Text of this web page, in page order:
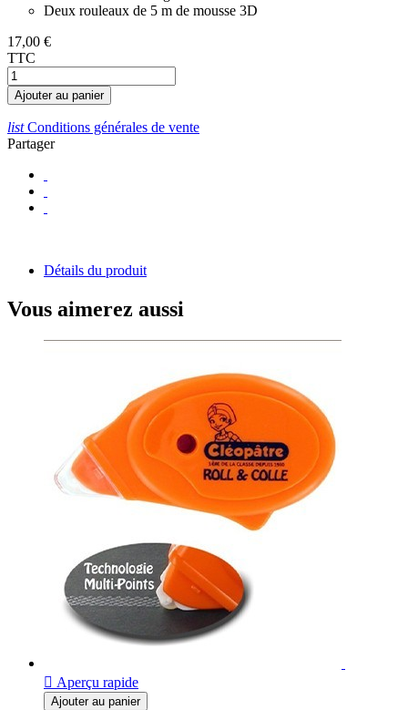
Deux rouleaux de 5 m de mousse 3D
17,00 €
TTC
Ajouter au panier
listConditions générales de vente
Partager
Détails du produit
Vous aimerez aussi
 Aperçu rapide
Ajouter au panier